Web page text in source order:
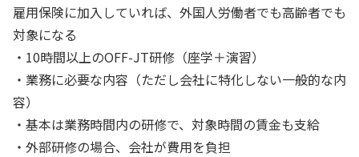
雇用保険に加入していれば、外国人労働者でも高齢者でも
対象になる
・10時間以上のOFF-JT研修（座学＋演習）
・業務に必要な内容（ただし会社に特化しない一般的な内
容）
・基本は業務時間内の研修で、対象時間の賃金も支給
・外部研修の場合、会社が費用を負担